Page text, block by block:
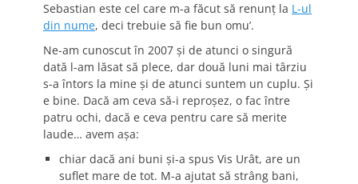
Sebastian este cel care m-a făcut să renunţ la L-ul
din nume, deci trebuie să fie bun omu’.
Ne-am cunoscut în 2007 şi de atunci o singură
dată l-am lăsat să plece, dar două luni mai târziu
s-a întors la mine şi de atunci suntem un cuplu. Şi
e bine. Dacă am ceva să-i reproşez, o fac între
patru ochi, dacă e ceva pentru care să merite
laude… avem aşa:
chiar dacă ani buni şi-a spus Vis Urât, are un
suflet mare de tot. M-a ajutat să strâng bani,